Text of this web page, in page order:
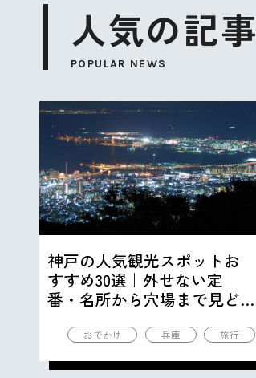
人気の記事
POPULAR NEWS
神戸の人気観光スポットお
すすめ30選｜外せない定
番・名所から穴場まで見ど
おでかけ 兵庫 旅行